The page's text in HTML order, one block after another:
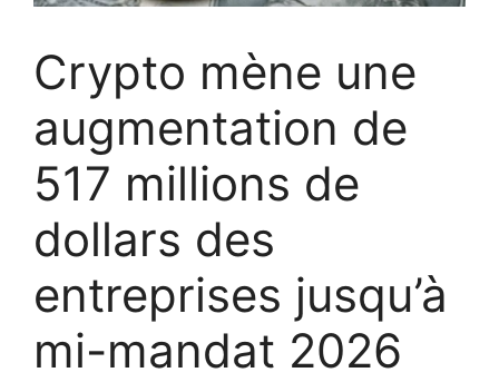
Crypto mène une
augmentation de
517 millions de
dollars des
entreprises jusqu’à
mi-mandat 2026